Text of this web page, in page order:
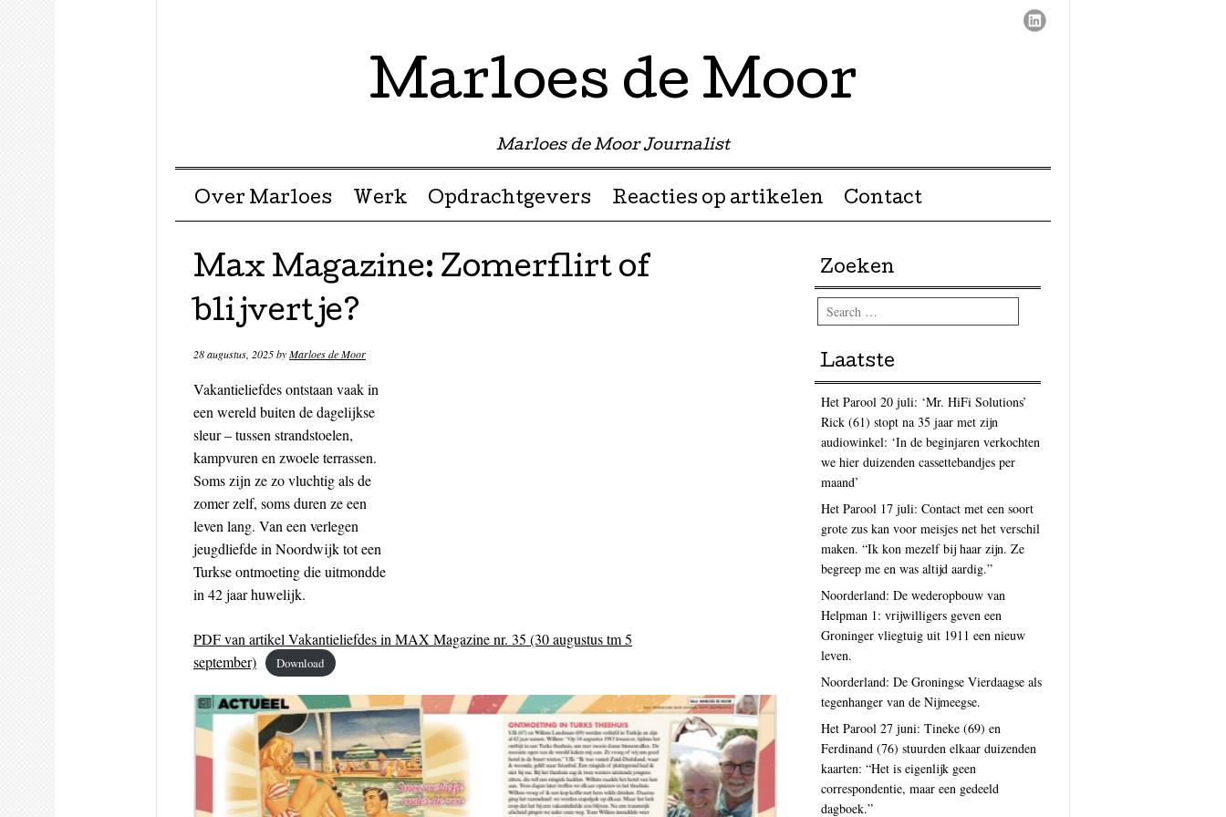
Marloes de Moor
Marloes de Moor Journalist
Menu ☰
Skip to content
Over Marloes Werk Opdrachtgevers Reacties op artikelen Contact
Max Magazine: Zomerflirt of
blijvertje?
28 augustus, 2025byMarloes de Moor
Vakantieliefdes ontstaan vaak in
een wereld buiten de dagelijkse
sleur – tussen strandstoelen,
kampvuren en zwoele terrassen.
Soms zijn ze zo vluchtig als de
zomer zelf, soms duren ze een
leven lang. Van een verlegen
jeugdliefde in Noordwijk tot een
Turkse ontmoeting die uitmondde
in 42 jaar huwelijk.
PDF van artikel Vakantieliefdes in MAX Magazine nr. 35 (30 augustus tm 5
september)
Download
Zoeken
Search
Laatste
Het Parool 20 juli: ‘Mr. HiFi Solutions’
Rick (61) stopt na 35 jaar met zijn
audiowinkel: ‘In de beginjaren verkochten
we hier duizenden cassettebandjes per
maand’
Het Parool 17 juli: Contact met een soort
grote zus kan voor meisjes net het verschil
maken. “Ik kon mezelf bij haar zijn. Ze
begreep me en was altijd aardig.”
Noorderland: De wederopbouw van
Helpman 1: vrijwilligers geven een
Groninger vliegtuig uit 1911 een nieuw
leven.
Noorderland: De Groningse Vierdaagse als
tegenhanger van de Nijmeegse.
Het Parool 27 juni: Tineke (69) en
Ferdinand (76) stuurden elkaar duizenden
kaarten: “Het is eigenlijk geen
correspondentie, maar een gedeeld
dagboek.”